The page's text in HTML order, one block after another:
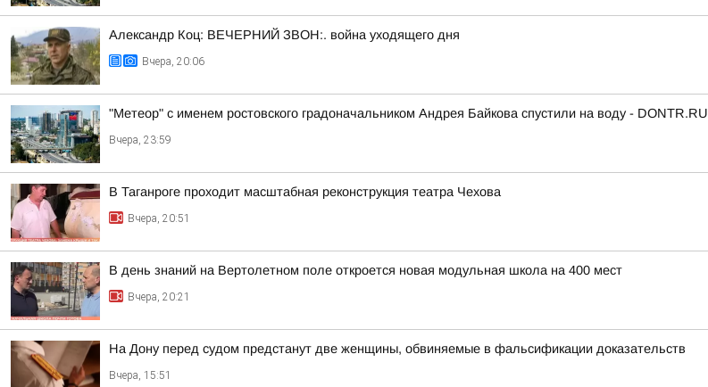
Александр Коц: ВЕЧЕРНИЙ ЗВОН:. война уходящего дня
Вчера, 20:06
"Метеор" с именем ростовского градоначальником Андрея Байкова спустили на воду - DONTR.RU
Вчера, 23:59
В Таганроге проходит масштабная реконструкция театра Чехова
Вчера, 20:51
В день знаний на Вертолетном поле откроется новая модульная школа на 400 мест
Вчера, 20:21
На Дону перед судом предстанут две женщины, обвиняемые в фальсификации доказательств
Вчера, 15:51